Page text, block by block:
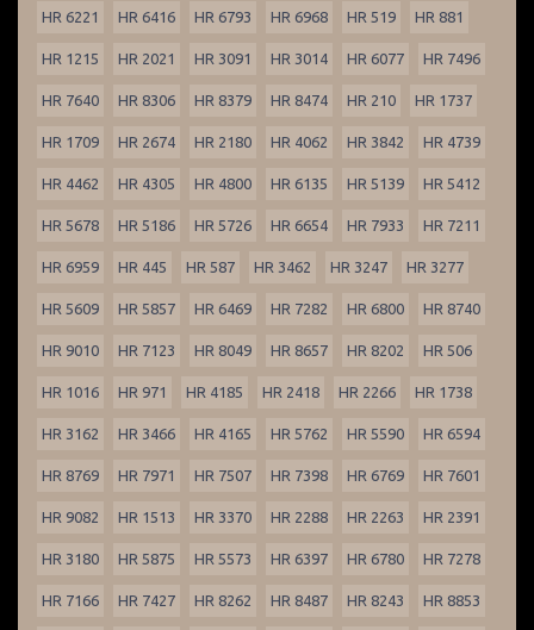
HR 6221 HR 6416 HR 6793 HR 6968 HR 519 HR 881
HR 1215 HR 2021 HR 3091 HR 3014 HR 6077 HR 7496
HR 7640 HR 8306 HR 8379 HR 8474 HR 210 HR 1737
HR 1709 HR 2674 HR 2180 HR 4062 HR 3842 HR 4739
HR 4462 HR 4305 HR 4800 HR 6135 HR 5139 HR 5412
HR 5678 HR 5186 HR 5726 HR 6654 HR 7933 HR 7211
HR 6959 HR 445 HR 587 HR 3462 HR 3247 HR 3277
HR 5609 HR 5857 HR 6469 HR 7282 HR 6800 HR 8740
HR 9010 HR 7123 HR 8049 HR 8657 HR 8202 HR 506
HR 1016 HR 971 HR 4185 HR 2418 HR 2266 HR 1738
HR 3162 HR 3466 HR 4165 HR 5762 HR 5590 HR 6594
HR 8769 HR 7971 HR 7507 HR 7398 HR 6769 HR 7601
HR 9082 HR 1513 HR 3370 HR 2288 HR 2263 HR 2391
HR 3180 HR 5875 HR 5573 HR 6397 HR 6780 HR 7278
HR 7166 HR 7427 HR 8262 HR 8487 HR 8243 HR 8853